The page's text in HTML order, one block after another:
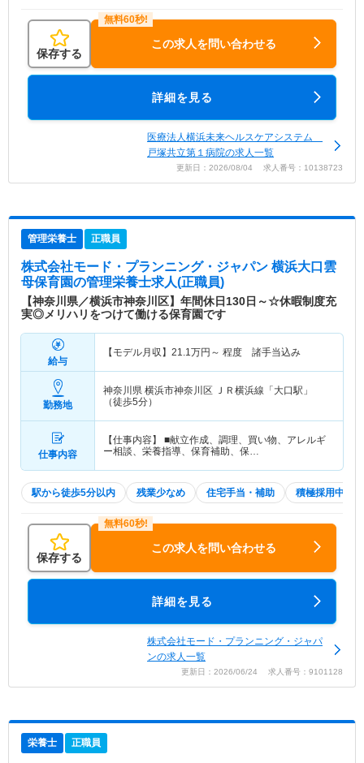
保存する
この求人を問い合わせる
詳細を見る
医療法人横浜未来ヘルスケアシステム
戸塚共立第１病院の求人一覧
更新日：2026/08/04 求人番号：10138723
管理栄養士 正職員
株式会社モード・プランニング・ジャパン 横浜大口雲
母保育園の管理栄養士求人(正職員)
【神奈川県／横浜市神奈川区】年間休日130日～☆休暇制度充
実◎メリハリをつけて働ける保育園です
給与
【モデル月収】 21.1万円～ 程度 諸手当込み
勤務地
神奈川県 横浜市神奈川区 ＪＲ横浜線「大口駅」
（徒歩5分）
仕事内容
【仕事内容】 ■献立作成、調理、買い物、アレルギ
ー相談、栄養指導、保育補助、保…
駅から徒歩5分以内 残業少なめ 住宅手当・補助 積極採用中
保存する
この求人を問い合わせる
詳細を見る
株式会社モード・プランニング・ジャパ
ンの求人一覧
更新日：2026/06/24 求人番号：9101128
栄養士 正職員